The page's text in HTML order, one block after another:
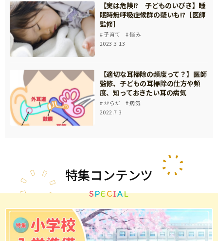
【実は危険!? 子どものいびき】睡
眠時無呼吸症候群の疑いも!?［医師
監修］
子育て
悩み
2023.3.13
【適切な耳掃除の頻度って？】医師
監修、子どもの耳掃除の仕方や頻
度、知っておきたい耳の病気
からだ
病気
2022.7.3
特集コンテンツ
SPECIAL